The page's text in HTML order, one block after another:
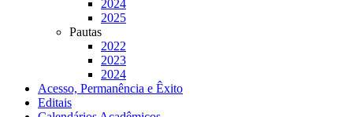
2024
2025
Pautas
2022
2023
2024
Acesso, Permanência e Êxito
Editais